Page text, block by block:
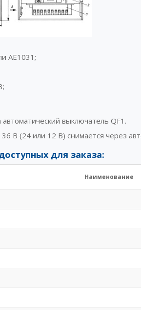
АЕ1031;
выключатель QF1.
В (24 или 12 В) снимается через
для заказа:
Наименование